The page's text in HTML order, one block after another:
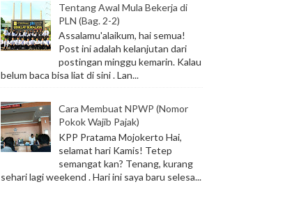
Tentang Awal Mula Bekerja di
PLN (Bag. 2-2)
Assalamu'alaikum, hai semua!
Post ini adalah kelanjutan dari
postingan minggu kemarin. Kalau
belum baca bisa liat di sini . Lan...
Cara Membuat NPWP (Nomor
Pokok Wajib Pajak)
KPP Pratama Mojokerto Hai,
selamat hari Kamis! Tetep
semangat kan? Tenang, kurang
sehari lagi weekend . Hari ini saya baru selesa...